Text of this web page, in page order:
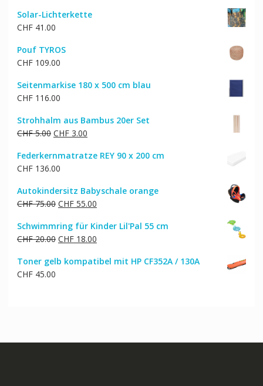
Solar-Lichterkette
CHF41.00
Pouf TYROS
CHF109.00
Seitenmarkise 180 x 500 cm blau
CHF116.00
Strohhalm aus Bambus 20er Set
CHF5.00 Ursprünglicher
war:
CHF 5.00
CHF3.00Aktueller
ist:
Federkernmatratze REY 90 x 200 cm
CHF136.00
Autokindersitz Babyschale orange
CHF75.00 Ursprünglicher
war:
CHF 75.00
CHF55.00Aktueller
ist:
CHF 55.00.
Schwimmring für Kinder Lil'Pal 55 cm
CHF20.00 Ursprünglicher
war:
CHF18.00Aktueller
ist:
Toner gelb kompatibel mit HP CF352A / 130A
CHF45.00